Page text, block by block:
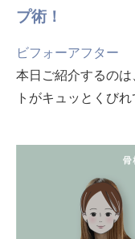
プ術！
ビフォーアフター
本日ご紹介するの
トがキュッとくび